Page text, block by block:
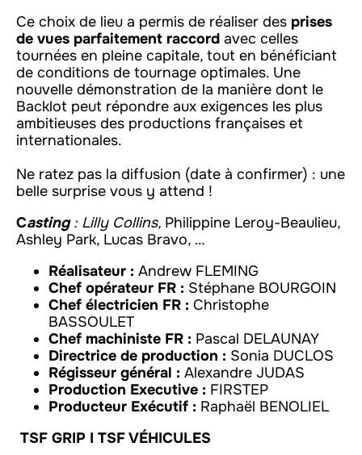
Ce choix de lieu a permis de réaliser des prises
de vues parfaitement raccord avec celles
tournées en pleine capitale, tout en bénéficiant
de conditions de tournage optimales. Une
nouvelle démonstration de la manière dont le
Backlot peut répondre aux exigences les plus
ambitieuses des productions françaises et
internationales.
Ne ratez pas la diffusion (date à confirmer) : une
belle surprise vous y attend !
Casting: Lilly Collins, Philippine Leroy-Beaulieu,
Ashley Park, Lucas Bravo, …
Réalisateur : Andrew FLEMING
Chef opérateur FR : Stéphane BOURGOIN
Chef électricien FR : Christophe
BASSOULET
Chef machiniste FR : Pascal DELAUNAY
Directrice de production : Sonia DUCLOS
Régisseur général : Alexandre JUDAS
Production Executive : FIRSTEP
Producteur Exécutif : Raphaël BENOLIEL
TSF GRIP I TSF VÉHICULES